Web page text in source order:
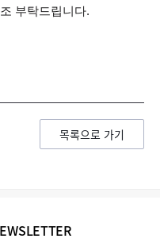
부탁드립니다.
목록으로 가기